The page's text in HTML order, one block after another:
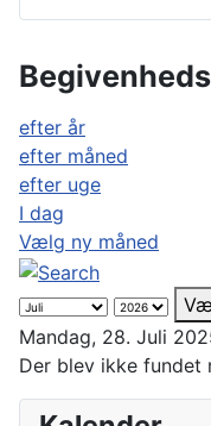
efter år
efter måned
efter uge
I dag
Vælg ny måned
Mandag, 28. Juli
Der blev ikke fundet